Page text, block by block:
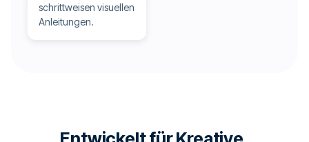
schrittweisen visuellen
Anleitungen.